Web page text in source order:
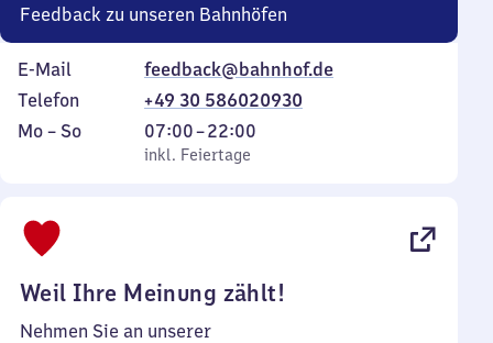
Feedback zu unseren Bahnhöfen
E-Mail
feedback@bahnhof.de
Telefon
+49 30 586020930
Montag
Mo – So,
inkl. Feiertage
07:00–22:00
Von
7
inkl. Feiertage
Weil Ihre Meinung zählt!
Nehmen Sie an unserer